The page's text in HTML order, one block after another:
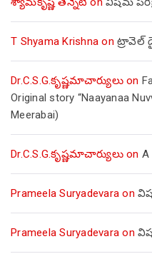
T Shyama Krishna on ట్రావెల్
Dr.C.S.G.కృష్ణమాచార్యులుon
Original story “Naayanaa
Meerabai)
Dr.C.S.G.కృష్ణమాచార్యులుon A
Prameela Suryadevara on
Prameela Suryadevara on